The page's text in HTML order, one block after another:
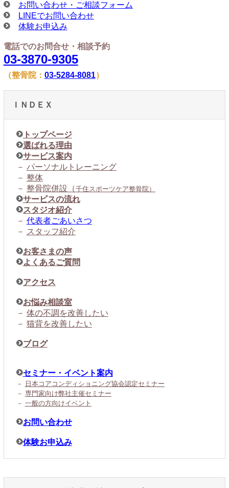
お問い合わせ・ご相談フォーム
LINEでお問い合わせ
体験お申込み
電話でのお問合せ・相談予約
03-3870-9305
（整骨院： 03-5284-8081）
ＩＮＤＥＸ
トップページ
選ばれる理由
サービス案内
－ パーソナルトレーニング
－ 整体
－ 整骨院併設（千住スポーツケア整骨院）
サービスの流れ
スタジオ紹介
－ 代表者ごあいさつ
－ スタッフ紹介
お客さまの声
よくあるご質問
アクセス
お悩み相談室
－ 体の不調を改善したい
－ 猫背を改善したい
ブログ
セミナー・イベント案内
－
日本コアコンディショニング協会認定セミナー
－ 専門家向け弊社主催セミナー
－ 一般の方向けイベント
お問い合わせ
体験お申込み